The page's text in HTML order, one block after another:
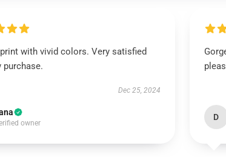
with vivid colors. Very satisfied
purchase.
Dec 25, 2024
owner
D